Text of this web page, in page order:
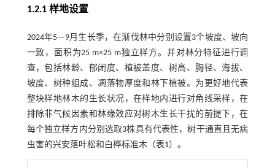
1.2.1 样地设置
2024年5—9月生长季，在渐伐林中分别设置3个坡度、坡向
一致，面积为25 m×25 m独立样方。并对林分特征进行调
查，包括林龄、郁闭度、植被盖度、树高、胸径、海拔、
坡度、树种组成、凋落物厚度和林下植被。为更好地代表
整块样地林木的生长状况，在样地内进行对角线采样，在
排除非气候因素和林缘效应对树木生长干扰的前提下，在
每个独立样方内分别选取3株具有代表性，树干通直且无病
虫害的兴安落叶松和白桦标准木（表1）。